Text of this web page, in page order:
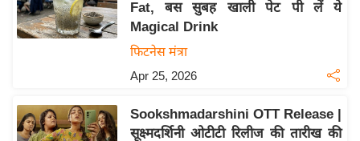
सा
ल
त
Fat, बस सुबह खाली पेट पी लें ये
Magical Drink
फिटनेस मंत्रा
Apr 25, 2026
Sookshmadarshini OTT Release |
सूक्ष्मदर्शिनी ओटीटी रिलीज की तारीख की